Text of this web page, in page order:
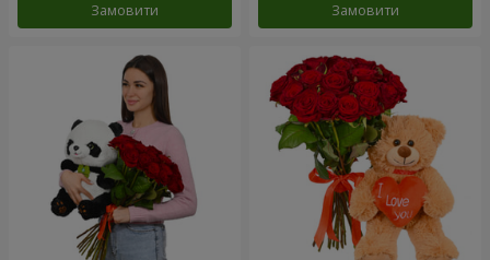
Замовити Замовити